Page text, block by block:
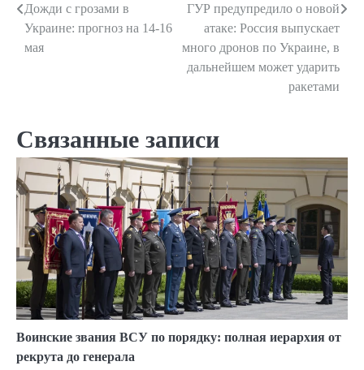
Навигация
по
Дожди с грозами в
Украине: прогноз на 14-16
мая
ГУР предупредило о новой
атаке: Россия выпускает
много дронов по Украине, в
дальнейшем может ударить
ракетами
Связанные записи
Воинские звания ВСУ по порядку: полная иерархия от
рекрута до генерала